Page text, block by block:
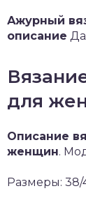
Ажурный
описание
для
Описание
женщин.
Размеры: 38/